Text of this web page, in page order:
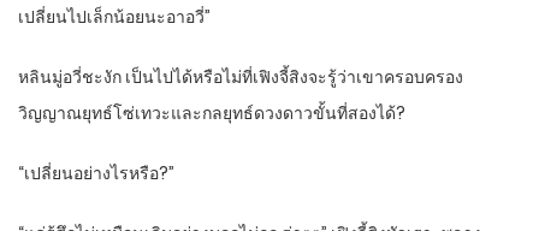
เปลี่ยนไปเล็กน้อยนะอาอวี่”
หลินมู่อวี่ชะงัก เป็นไปได้หรือไม่ที่เฟิงจี้สิงจะรู้ว่าเขาครอบครอง
วิญญาณยุทธ์โซ่เทวะและกลยุทธ์ดวงดาวขั้นที่สองได้?
“เปลี่ยนอย่างไรหรือ?”